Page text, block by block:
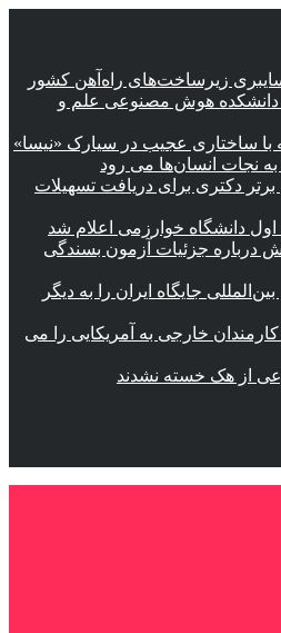
زیرساخت‌های راه‌آهن کشور
به دانشکده هوش مصنوعی علم و
ساختاری عجیب در سیارک «نیسا»
به نجات انسان‌ها می رود
دکتری‌ برای دریافت تسهیلات
دانشگاه خوارزمی اعلام شد
درباره جزئیات آزمون بسندگی
جایگاه ایران را به دیگر
خارجی به آمریکایی را می
از هک خسته نشدند